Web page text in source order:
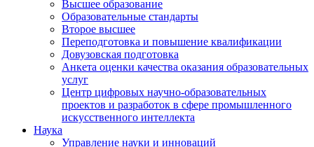
Высшее образование
Образовательные стандарты
Второе высшее
Переподготовка и повышение квалификации
Довузовская подготовка
Анкета оценки качества оказания образовательных
услуг
Центр цифровых научно-образовательных
проектов и разработок в сфере промышленного
искусственного интеллекта
Наука
Управление науки и инноваций